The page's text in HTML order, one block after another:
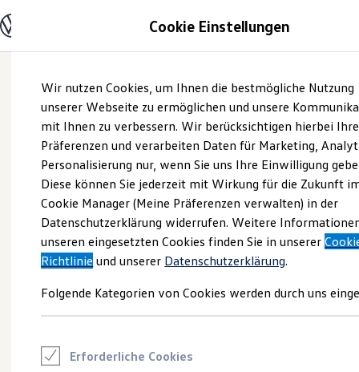
Hauptinhalt
springen
Footer
springen
Modelle und Konfigurator
Modelle vergleichen
Elektroautos
ENERGY Sondermodelle
Nutzfahrzeuge
SUV und CUV
Familienautos
Kombis
Kompaktwagen
Sportwagen
Schnell verfügbare Fahrzeuge
Angebote und Produkte
Aktuelle Angebote
E-Auto-Förderung
Volkswagen Marktplatz
Junge Gebrauchtwagen und Gebrauchtwagen
Saisonangebote
Cookie Einstellungen
Wir nutzen Cookies, um Ihnen die bestmögliche Nutzung
unserer Webseite zu ermöglichen und unsere
mit Ihnen zu verbessern. Wir berücksichtigen hierbei Ihre
Präferenzen und verarbeiten Daten für Marketing,
Personalisierung nur, wenn Sie uns Ihre Einwilligung
Diese können Sie jederzeit mit Wirkung für die Zukunft
Cookie Manager (Meine Präferenzen verwalten) in der
Datenschutzerklärung widerrufen. Weitere
unseren eingesetzten Cookies finden Sie in unserer
Richtlinie und unserer Datenschutzerklärung.
Folgende Kategorien von Cookies werden durch uns
Erforderliche Cookies